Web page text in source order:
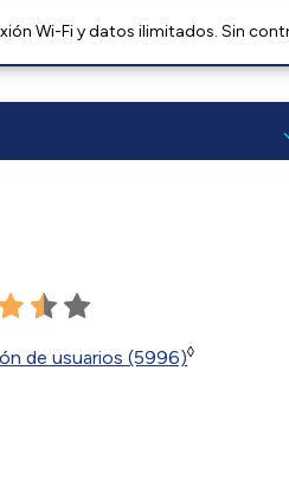
Wi-Fi y datos ilimitados. Sin
de usuarios (5996)◊